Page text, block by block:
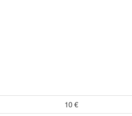
10 €